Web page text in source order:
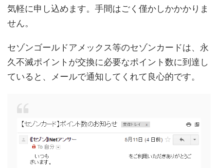
気軽に申し込めます。手間はごく僅かしかかかりま
せん。
セゾンゴールドアメックス等のセゾンカードは、永
久不滅ポイントが交換に必要なポイント数に到達し
ていると、メールで通知してくれて良心的です。